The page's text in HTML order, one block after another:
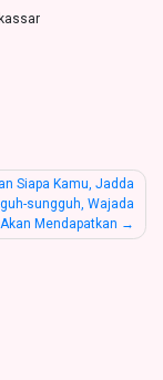
Siapa Kamu, Jadda
sungguh, Wajada
Akan Mendapatkan